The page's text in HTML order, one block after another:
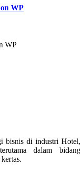
WP
WP
bisnis di industri Hotel,
dalam bidang